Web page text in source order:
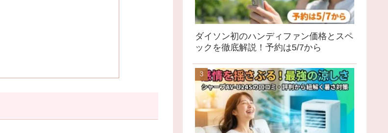
ダイソン初のハンディファン価格とスペ
ックを徹底解説！予約は5/7から